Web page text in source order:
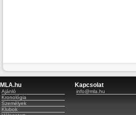
MLA.hu
Ajánló
Kronológia
Személyek
Klubok
Kapcsolat
info@mla.hu